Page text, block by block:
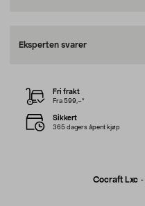
Eksperten svarer
Cocraft Lxc-
Fri frakt
Fra 599,–*
Sikkert
365 dagers åpent kjøp